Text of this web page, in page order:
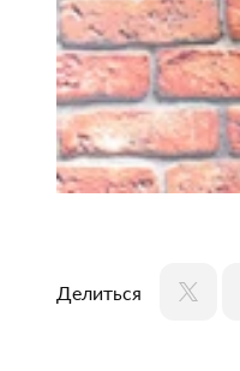
Делиться